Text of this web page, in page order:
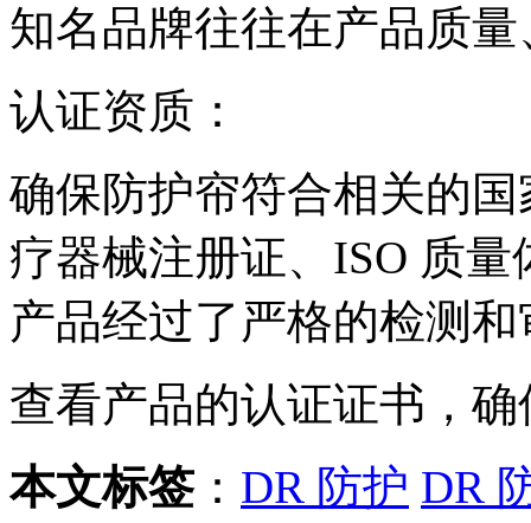
知名品牌往往在产品质
认证资质：
确保防护帘符合相关的
疗器械注册证、ISO 质
产品经过了严格的检测
查看产品的认证证书，
本文标签： DR 防护 DR